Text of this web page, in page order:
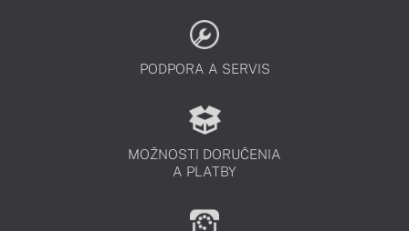
PODPORA A SERVIS
MOŽNOSTI DORUČENIA
A PLATBY